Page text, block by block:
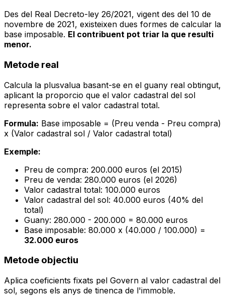
Des del Real Decreto-ley 26/2021, vigent des del 10 de
novembre de 2021, existeixen dues formes de calcular la
base imposable. El contribuent pot triar la que resulti
menor.
Metode real
Calcula la plusvalua basant-se en el guany real obtingut,
aplicant la proporcio que el valor cadastral del sol
representa sobre el valor cadastral total.
Formula: Base imposable = (Preu venda - Preu compra)
x (Valor cadastral sol / Valor cadastral total)
Exemple:
Preu de compra: 200.000 euros (el 2015)
Preu de venda: 280.000 euros (el 2026)
Valor cadastral total: 100.000 euros
Valor cadastral del sol: 40.000 euros (40% del
total)
Guany: 280.000 - 200.000 = 80.000 euros
Base imposable: 80.000 x (40.000 / 100.000) =
32.000 euros
Metode objectiu
Aplica coeficients fixats pel Govern al valor cadastral del
sol, segons els anys de tinenca de l'immoble.